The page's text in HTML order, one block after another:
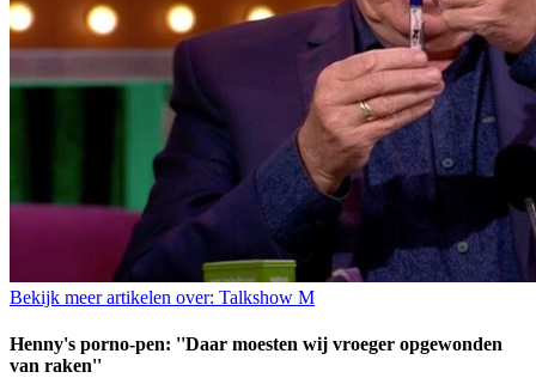
Bekijk meer artikelen over: Talkshow M
Henny's porno-pen: ''Daar moesten wij vroeger opgewonden
van raken''